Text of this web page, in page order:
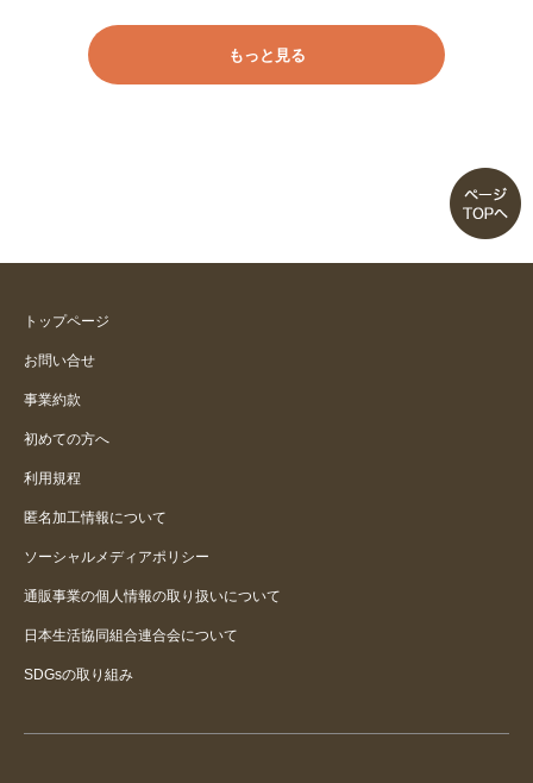
使いこなせない
毎日の歩数チェックが楽しみです
買って良かった
思ってたのと・・
もっと見る
トップページ
お問い合せ
事業約款
初めての方へ
利用規程
匿名加工情報について
ソーシャルメディアポリシー
通販事業の個人情報の取り扱いについて
日本生活協同組合連合会について
SDGsの取り組み